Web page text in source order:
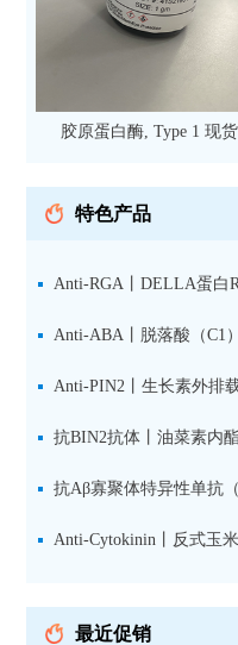
胶原蛋白酶, Type 1 现货
特色产品
Anti-RGA丨DELLA蛋白
键抑制因子
Anti-ABA丨脱落酸（C1
储存库
Anti-PIN2丨生长素外排
设计方案
抗BIN2抗体丨油菜素内
究数据特异性
抗Aβ寡聚体特异性单抗
活细胞实验
Anti-Cytokinin丨反式玉
最近促销